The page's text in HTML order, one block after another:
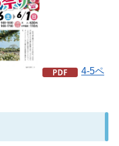
4-5ペ